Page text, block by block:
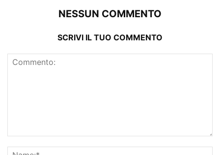
NESSUN COMMENTO
SCRIVI IL TUO COMMENTO